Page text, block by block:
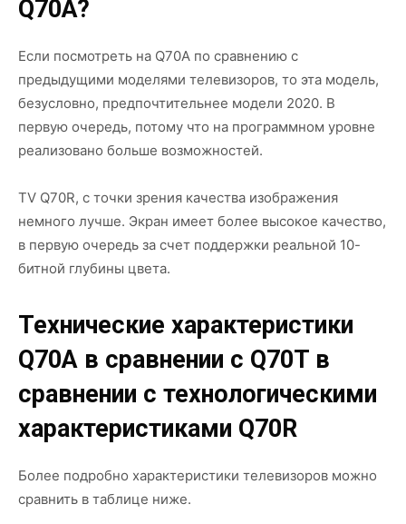
Q70A?
Если посмотреть на Q70A по сравнению с
предыдущими моделями телевизоров, то эта модель,
безусловно, предпочтительнее модели 2020. В
первую очередь, потому что на программном уровне
реализовано больше возможностей.
TV Q70R, с точки зрения качества изображения
немного лучше. Экран имеет более высокое качество,
в первую очередь за счет поддержки реальной 10-
битной глубины цвета.
Технические характеристики
Q70A в сравнении с Q70T в
сравнении с технологическими
характеристиками Q70R
Более подробно характеристики телевизоров можно
сравнить в таблице ниже.